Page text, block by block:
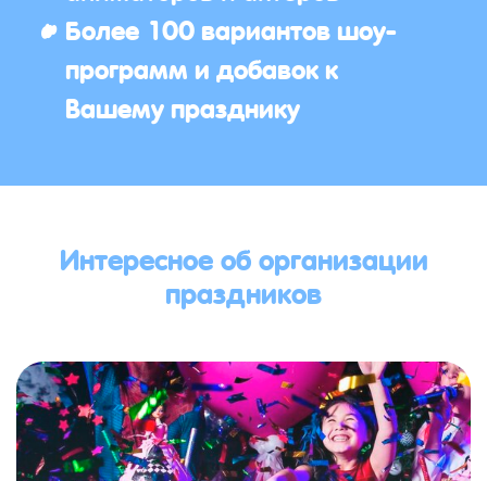
Более 100 вариантов шоу-
программ и добавок к
Вашему празднику
Интересное об организации
праздников